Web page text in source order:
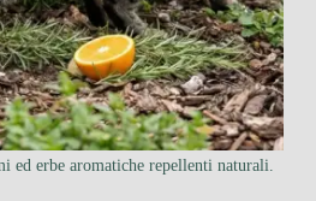
ed erbe aromatiche repellenti naturali.